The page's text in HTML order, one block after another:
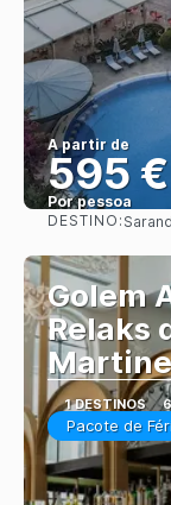
A partir de
595 €
Por pessoa
DESTINO:
Golem
Relaks
1 DESTINOS
Pacote de